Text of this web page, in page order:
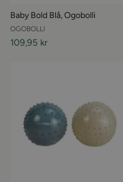
Baby Bold Blå, Ogobolli
OGOBOLLI
109,95 kr